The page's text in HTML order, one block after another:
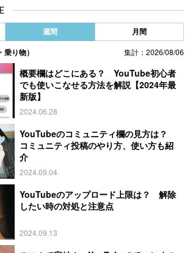
週間 月間
り物） 集計：2026/08/06
概要欄はどこにある？ YouTube初心者
でも使いこなせる方法を解説【2024年最
新版】
2024.06.28
YouTubeのコミュニティ欄の見方は？
コミュニティ投稿のやり方、使い方も紹
介
2024.09.04
YouTubeのアップロード上限は？ 解除
したい時の対処と注意点
2024.09.13